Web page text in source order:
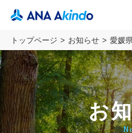
トップページ お知らせ 愛媛
お